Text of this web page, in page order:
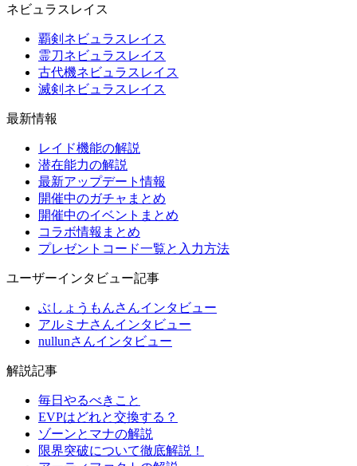
ネビュラスレイス
覇剣ネビュラスレイス
霊刀ネビュラスレイス
古代機ネビュラスレイス
滅剣ネビュラスレイス
最新情報
レイド機能の解説
潜在能力の解説
最新アップデート情報
開催中のガチャまとめ
開催中のイベントまとめ
コラボ情報まとめ
プレゼントコード一覧と入力方法
ユーザーインタビュー記事
ぶしょうもんさんインタビュー
アルミナさんインタビュー
nullunさんインタビュー
解説記事
毎日やるべきこと
EVPはどれと交換する？
ゾーンとマナの解説
限界突破について徹底解説！